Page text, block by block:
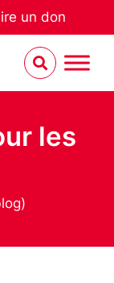
un don
les